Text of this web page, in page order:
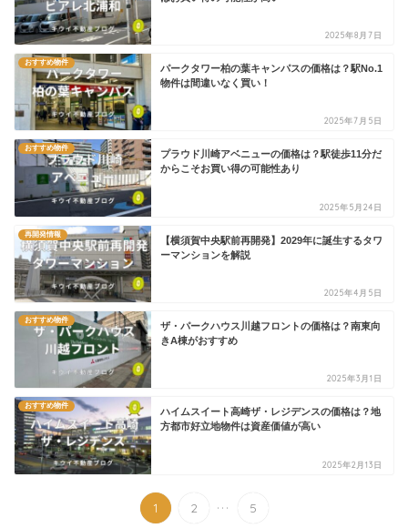
2025年8月7日
おすすめ物件
パークタワー柏の葉キャンパスの価格は？駅No.1
物件は間違いなく買い！
2025年7月5日
おすすめ物件
プラウド川崎アベニューの価格は？駅徒歩11分だ
からこそお買い得の可能性あり
2025年5月24日
再開発情報
【横須賀中央駅前再開発】2029年に誕生するタワ
ーマンションを解説
2025年4月5日
おすすめ物件
ザ・パークハウス川越フロントの価格は？南東向
きA棟がおすすめ
2025年3月1日
おすすめ物件
ハイムスイート高崎ザ・レジデンスの価格は？地
方都市好立地物件は資産価値が高い
2025年2月13日
1 2 ... 5